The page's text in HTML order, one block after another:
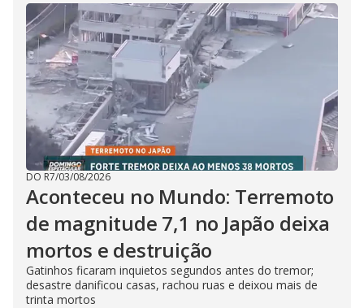
DO R7/03/08/2026
Aconteceu no Mundo: Terremoto
de magnitude 7,1 no Japão deixa
mortos e destruição
Gatinhos ficaram inquietos segundos antes do tremor;
desastre danificou casas, rachou ruas e deixou mais de
trinta mortos